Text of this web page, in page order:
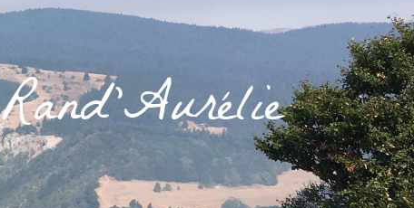
Rand'Aurélie